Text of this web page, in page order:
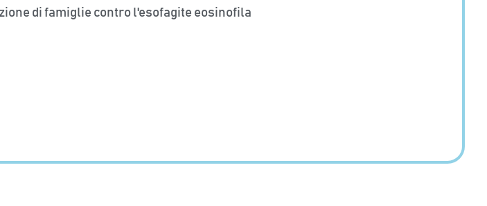
di famiglie contro l'esofagite eosinofila